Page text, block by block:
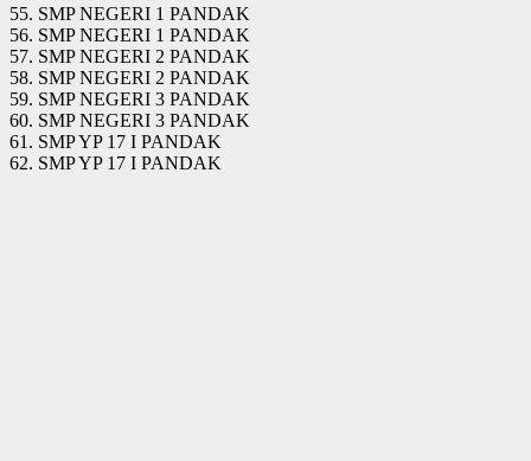
55. SMP NEGERI 1 PANDAK
56. SMP NEGERI 1 PANDAK
57. SMP NEGERI 2 PANDAK
58. SMP NEGERI 2 PANDAK
59. SMP NEGERI 3 PANDAK
60. SMP NEGERI 3 PANDAK
61. SMP YP 17 I PANDAK
62. SMP YP 17 I PANDAK